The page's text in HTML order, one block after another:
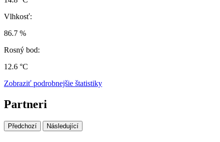
Vlhkosť:
86.7 %
Rosný bod:
12.6 °C
Zobraziť podrobnejšie štatistiky
Partneri
Předchozí Následující